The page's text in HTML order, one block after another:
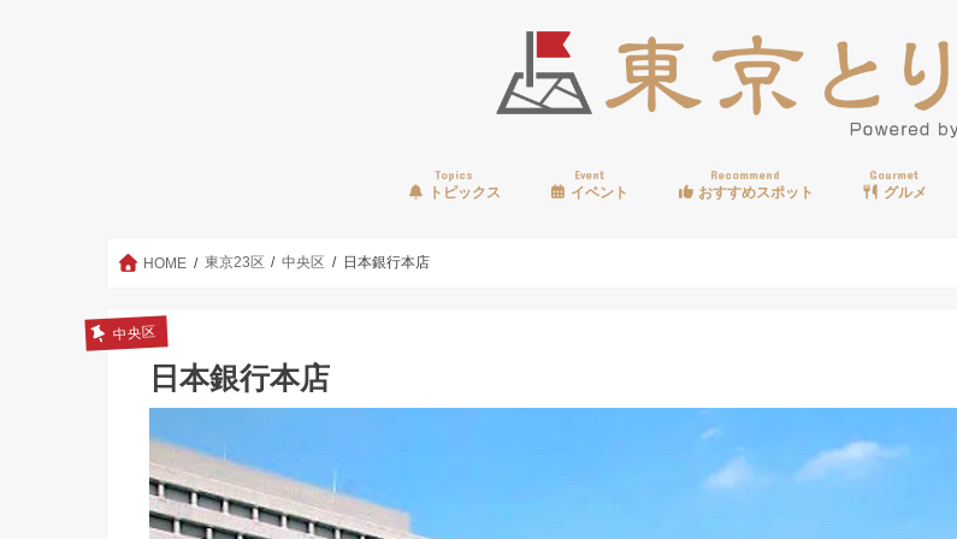
Topics
トピックス
Event
イベント
Recommend
おすすめスポット
Gourmet
グルメ
HOME 東京23区 中央区 日本銀行本店
中央区
日本銀行本店